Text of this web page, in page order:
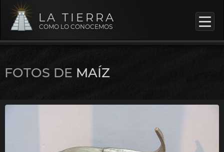
LA TIERRA
COMO LO CONOCEMOS
FOTOS DE MAÍZ